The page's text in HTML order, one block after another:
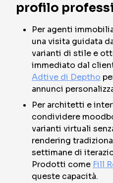
profilo
Per agenti
una visita guidata
varianti di stile e
immediato dal
Adtive di Deptho
annunci
Per architetti e
condividere
varianti virtuali
rendering
settimane di
Prodotti come Fill
queste capacità.